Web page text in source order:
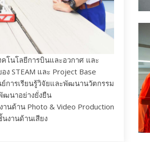
โนโลยีการบินและอวกาศ และ
ง STEAM และ Project Base
การเรียนรู้วิจัยและพัฒนานวัตกรรม
ฒนาอย่างยั่งยืน
านด้าน Photo & Video Production
งานด้านเสียง